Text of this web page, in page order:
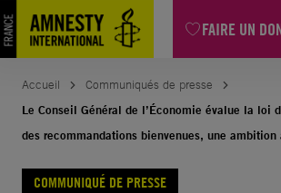
FAIRE UN
Aller
au
contenu
Accueil
Communiqués de presse
Le Conseil Général de l’Économie évalue la loi
des recommandations bienvenues, une ambition
COMMUNIQUÉ DE PRESSE